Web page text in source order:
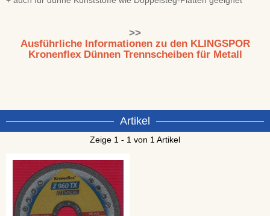
>>
Ausführliche Informationen zu den KLINGSPOR
Kronenflex Dünnen Trennscheiben für Metall
Artikel
Zeige 1 - 1 von 1 Artikel